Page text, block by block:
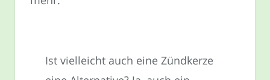
Ist vielleicht auch eine Zündkerze